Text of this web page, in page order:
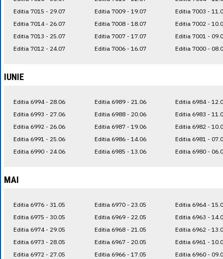
Editia 7015 - 29.07
Editia 7014 - 26.07
Editia 7013 - 25.07
Editia 7012 - 24.07
Editia 7009 - 19.07
Editia 7008 - 18.07
Editia 7007 - 17.07
Editia 7006 - 16.07
Editia 7003 -
Editia 7002 -
Editia 7001 -
Editia 7000 -
IUNIE
Editia 6994 - 28.06
Editia 6993 - 27.06
Editia 6992 - 26.06
Editia 6991 - 25.06
Editia 6990 - 24.06
Editia 6989 - 21.06
Editia 6988 - 20.06
Editia 6987 - 19.06
Editia 6986 - 14.06
Editia 6985 - 13.06
Editia 6984 -
Editia 6983 -
Editia 6982 -
Editia 6981 -
Editia 6980 -
MAI
Editia 6976 - 31.05
Editia 6975 - 30.05
Editia 6974 - 29.05
Editia 6973 - 28.05
Editia 6972 - 27.05
Editia 6970 - 23.05
Editia 6969 - 22.05
Editia 6968 - 21.05
Editia 6967 - 20.05
Editia 6966 - 17.05
Editia 6964 -
Editia 6963 -
Editia 6962 -
Editia 6961 -
Editia 6960 -